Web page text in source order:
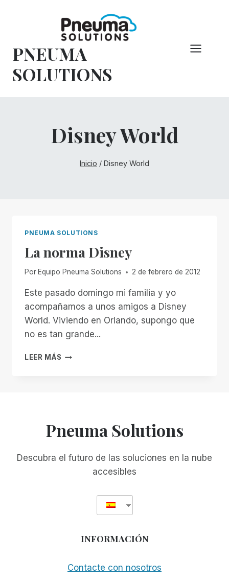
PNEUMA
SOLUTIONS
Disney World
Inicio / Disney World
PNEUMA SOLUTIONS
La norma Disney
Por Equipo Pneuma Solutions 2 de febrero de 2012
Este pasado domingo mi familia y yo
acompañamos a unos amigos a Disney
World. Viviendo en Orlando, supongo que
no es tan grande...
LEER MÁS LA
Pneuma Solutions
Descubra el futuro de las soluciones en la nube
accesibles
INFORMACIÓN
Contacte con nosotros